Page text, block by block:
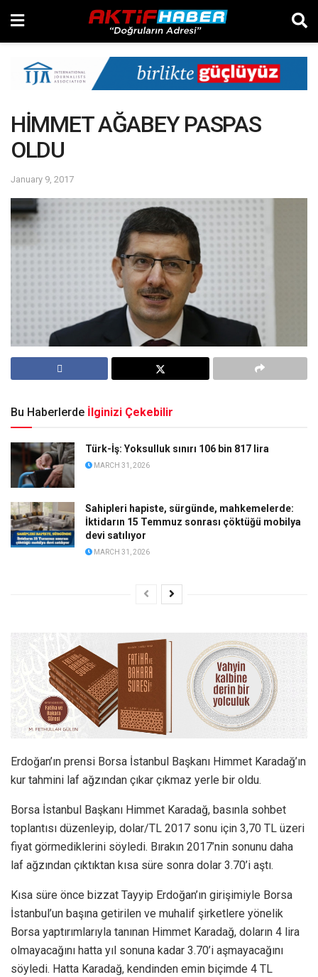
HİMMET AĞABEY PASPAS
OLDU
January 9, 2017
Bu Haberlerde İlginizi Çekebilir
Türk-İş: Yoksulluk sınırı 106 bin 817 lira
MARCH 31, 2026
Sahipleri hapiste, sürgünde, mahkemelerde:
İktidarın 15 Temmuz sonrası çöktüğü mobilya
devi satılıyor
MARCH 31, 2026
Erdoğan’ın prensi Borsa İstanbul Başkanı Himmet Karadağ’ın
kur tahmini laf ağzından çıkar çıkmaz yerle bir oldu.
Borsa İstanbul Başkanı Himmet Karadağ, basınla sohbet
toplantısı düzenleyip, dolar/TL 2017 sonu için 3,70 TL üzeri
fiyat görmediklerini söyledi. Bırakın 2017’nin sonunu daha
laf ağzından çıktıktan kısa süre sonra dolar 3.70’i aştı.
Kısa süre önce bizzat Tayyip Erdoğan’ın girişimiyle Borsa
İstanbul’un başına getirilen ve muhalif şirketlere yönelik
Borsa yaptırımlarıyla tanınan Himmet Karadağ, doların 4 lira
olmayacağını hatta yıl sonuna kadar 3.70’i aşmayacağını
söyledi. Hatta Karadağ, kendinden emin biçimde 4 TL